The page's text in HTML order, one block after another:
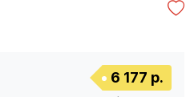
6 177 р.